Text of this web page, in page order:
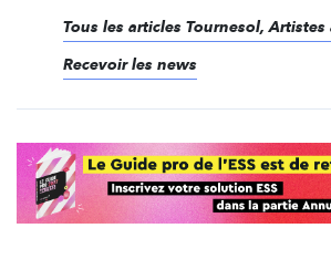
Tous les articles Tournesol,
Recevoir les news